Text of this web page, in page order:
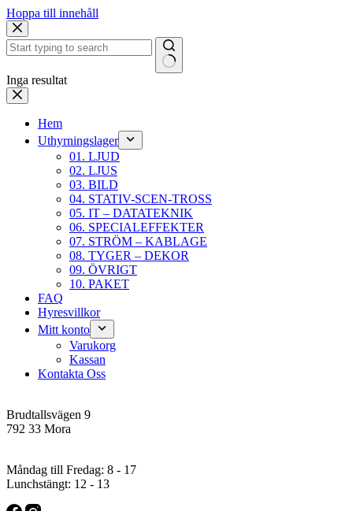
Hoppa till innehåll
Inga resultat
Hem
Uthyrningslager
01. LJUD
02. LJUS
03. BILD
04. STATIV-SCEN-TROSS
05. IT – DATATEKNIK
06. SPECIALEFFEKTER
07. STRÖM – KABLAGE
08. TYGER – DEKOR
09. ÖVRIGT
10. PAKET
FAQ
Hyresvillkor
Mitt konto
Varukorg
Kassan
Kontakta Oss
Brudtallsvägen 9
792 33 Mora
Måndag till Fredag: 8 - 17
Lunchstängt: 12 - 13